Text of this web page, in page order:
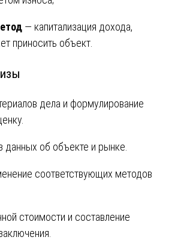
— капитализация дохода,
приносить объект.
дела и формулирование
данных об объекте и рынке.
соответствующих методов
стоимости и составление